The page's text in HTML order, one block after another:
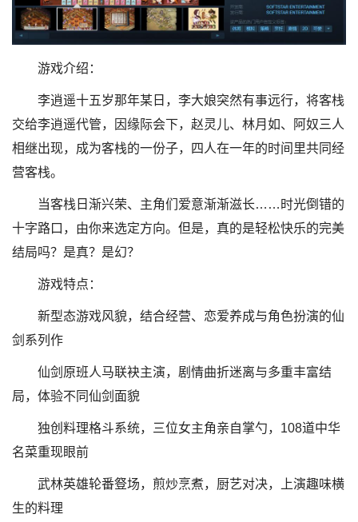
游戏介绍：
李逍遥十五岁那年某日，李大娘突然有事远行，将客栈
交给李逍遥代管，因缘际会下，赵灵儿、林月如、阿奴三人
相继出现，成为客栈的一份子，四人在一年的时间里共同经
营客栈。
当客栈日渐兴荣、主角们爱意渐渐滋长……时光倒错的
十字路口，由你来选定方向。但是，真的是轻松快乐的完美
结局吗？是真？是幻？
游戏特点：
新型态游戏风貌，结合经营、恋爱养成与角色扮演的仙
剑系列作
仙剑原班人马联袂主演，剧情曲折迷离与多重丰富结
局，体验不同仙剑面貌
独创料理格斗系统，三位女主角亲自掌勺，108道中华
名菜重现眼前
武林英雄轮番豋场，煎炒烹煮，厨艺对决，上演趣味横
生的料理